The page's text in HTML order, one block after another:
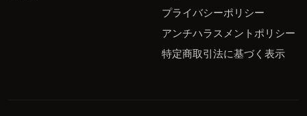
プライバシーポリシー
アンチハラスメントポリシー
特定商取引法に基づく表示